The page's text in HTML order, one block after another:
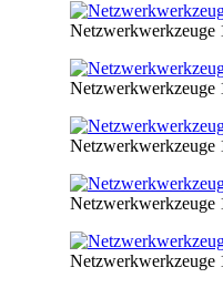
Netzwerkwerkzeuge
Netzwerkwerkzeuge
Netzwerkwerkzeuge
Netzwerkwerkzeuge
Netzwerkwerkzeuge